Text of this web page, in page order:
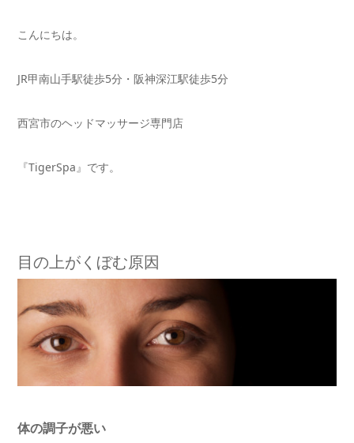
こんにちは。
JR甲南山手駅徒歩5分・阪神深江駅徒歩5分
西宮市のヘッドマッサージ専門店
『TigerSpa』です。
目の上がくぼむ原因
体の調子が悪い